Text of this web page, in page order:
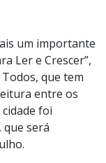
um importante
Ler e Crescer”,
que tem
entre os
foi
será